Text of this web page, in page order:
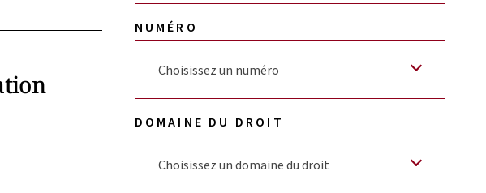
NUMÉRO
Choisissez un numéro
DOMAINE DU DROIT
Choisissez un domaine du droit